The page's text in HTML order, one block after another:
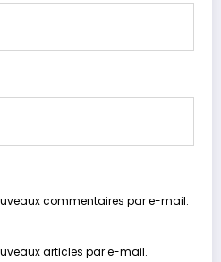
commentaires par e-mail.
articles par e-mail.